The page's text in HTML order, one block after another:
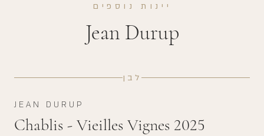
יינות נוספים
Jean Durup
לבן
JEAN DURUP
Chablis - Vieilles Vignes 2025